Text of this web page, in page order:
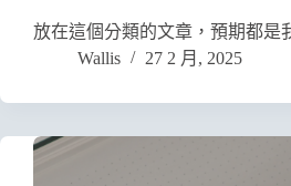
放在這個分類的文章，預期都
Wallis
27 2 月, 2025